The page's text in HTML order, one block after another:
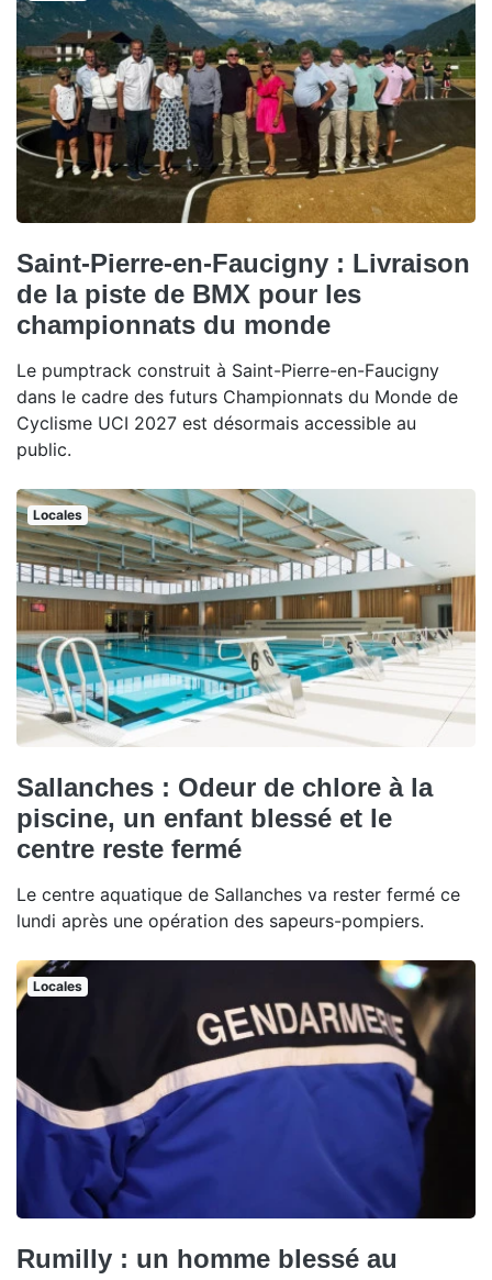
Saint-Pierre-en-Faucigny : Livraison
de la piste de BMX pour les
championnats du monde
Le pumptrack construit à Saint-Pierre-en-Faucigny
dans le cadre des futurs Championnats du Monde de
Cyclisme UCI 2027 est désormais accessible au
public.
Locales
Sallanches : Odeur de chlore à la
piscine, un enfant blessé et le
centre reste fermé
Le centre aquatique de Sallanches va rester fermé ce
lundi après une opération des sapeurs-pompiers.
Locales
Rumilly : un homme blessé au